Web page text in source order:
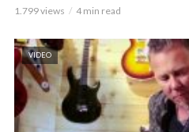
1.799 views 4 min read
VIDEO